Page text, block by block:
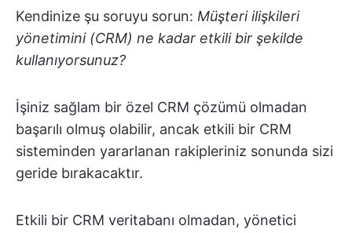
Kendinize şu soruyu sorun: Müşteri ilişkileri
yönetimini (CRM) ne kadar etkili bir şekilde
kullanıyorsunuz?
İşiniz sağlam bir özel CRM çözümü olmadan
başarılı olmuş olabilir, ancak etkili bir CRM
sisteminden yararlanan rakipleriniz sonunda sizi
geride bırakacaktır.
Etkili bir CRM veritabanı olmadan, yönetici